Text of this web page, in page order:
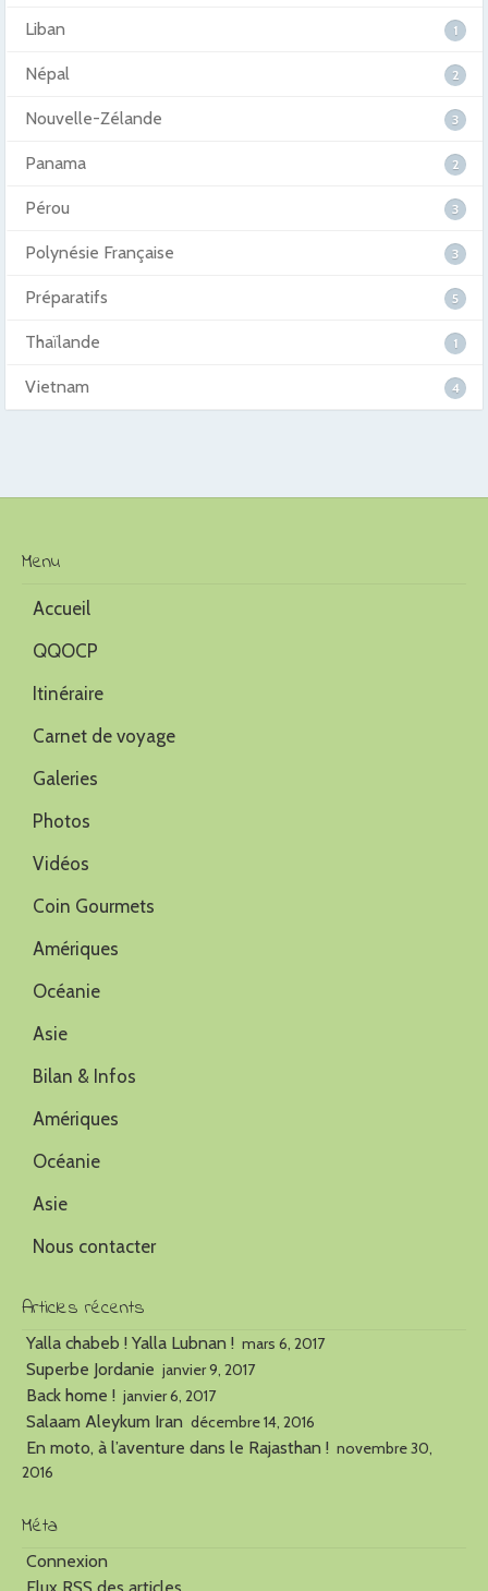
Liban 1
Népal 2
Nouvelle-Zélande 3
Panama 2
Pérou 3
Polynésie Française 3
Préparatifs 5
Thaïlande 1
Vietnam 4
Menu
Accueil
QQOCP
Itinéraire
Carnet de voyage
Galeries
Photos
Vidéos
Coin Gourmets
Amériques
Océanie
Asie
Bilan & Infos
Amériques
Océanie
Asie
Nous contacter
Articles récents
Yalla chabeb ! Yalla Lubnan ! mars 6, 2017
Superbe Jordanie janvier 9, 2017
Back home ! janvier 6, 2017
Salaam Aleykum Iran décembre 14, 2016
En moto, à l’aventure dans le Rajasthan ! novembre 30,
2016
Méta
Connexion